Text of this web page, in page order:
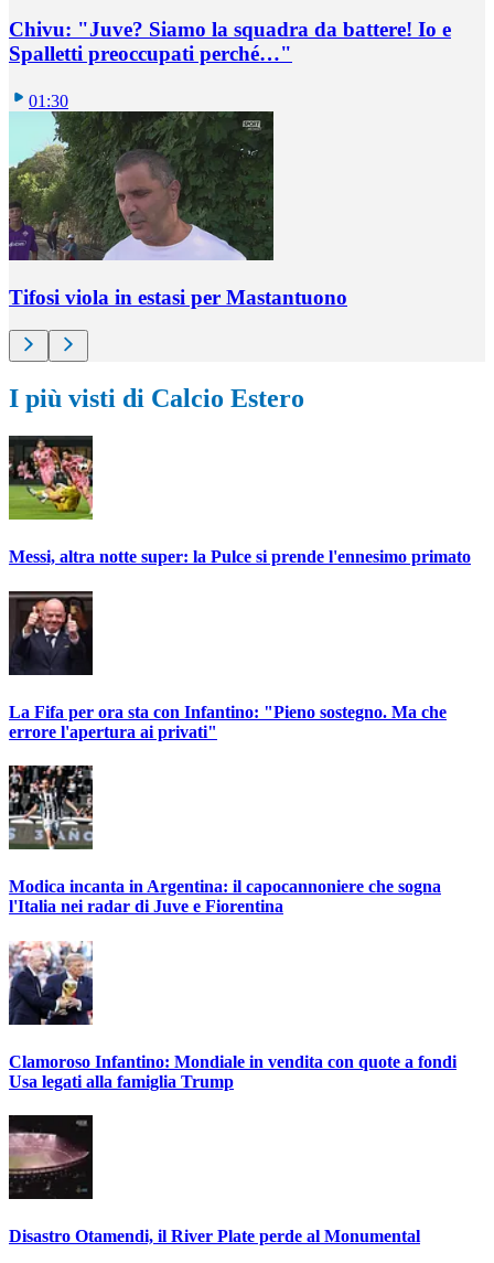
Chivu: "Juve? Siamo la squadra da battere! Io e
Spalletti preoccupati perché…"
01:30
Tifosi viola in estasi per Mastantuono
I più visti di Calcio Estero
Messi, altra notte super: la Pulce si prende l'ennesimo primato
La Fifa per ora sta con Infantino: "Pieno sostegno. Ma che
errore l'apertura ai privati"
Modica incanta in Argentina: il capocannoniere che sogna
l'Italia nei radar di Juve e Fiorentina
Clamoroso Infantino: Mondiale in vendita con quote a fondi
Usa legati alla famiglia Trump
Disastro Otamendi, il River Plate perde al Monumental